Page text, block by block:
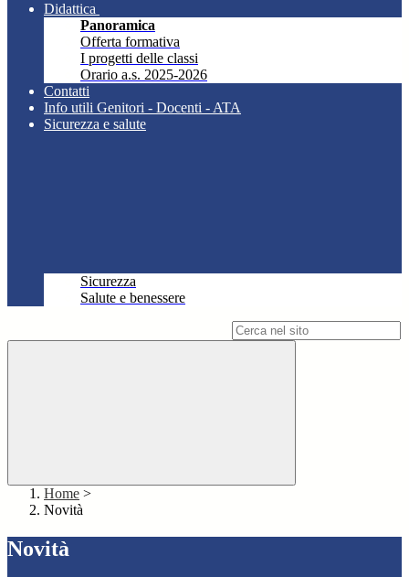
Didattica
Panoramica
Offerta formativa
I progetti delle classi
Orario a.s. 2025-2026
Contatti
Info utili Genitori - Docenti - ATA
Sicurezza e salute
Sicurezza
Salute e benessere
Home >
Novità
Novità